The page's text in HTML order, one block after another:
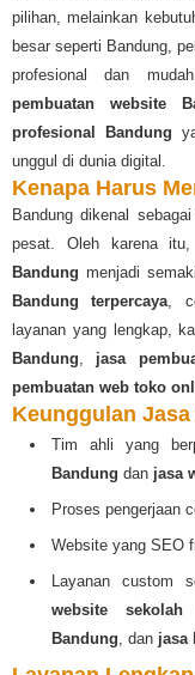
pilihan, melainkan
besar seperti Bandung,
profesional dan
pembuatan website
profesional Bandung
unggul di dunia digital.
Kenapa Harus
Bandung dikenal
pesat. Oleh karena
Bandung menjadi
Bandung terpercaya,
layanan yang lengkap,
Bandung, jasa
pembuatan web toko
Keunggulan
Tim ahli yang
Bandung dan jasa
Proses pengerjaan
Website yang SEO
Layanan custom
website
Bandung, dan jasa